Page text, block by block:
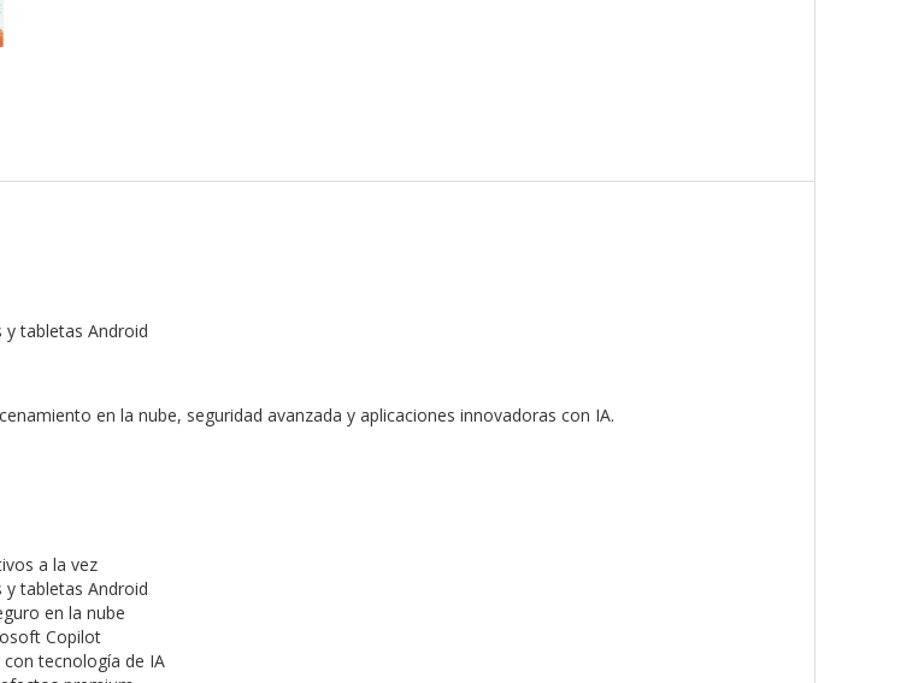
y tabletas Android
en la nube, seguridad avanzada y aplicaciones innovadoras con IA.
a la vez
y tabletas Android
en la nube
Copilot
tecnología de IA